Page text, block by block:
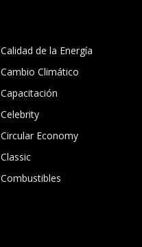
Calidad de la Energía
Cambio Climático
Capacitación
Celebrity
Circular Economy
Classic
Combustibles